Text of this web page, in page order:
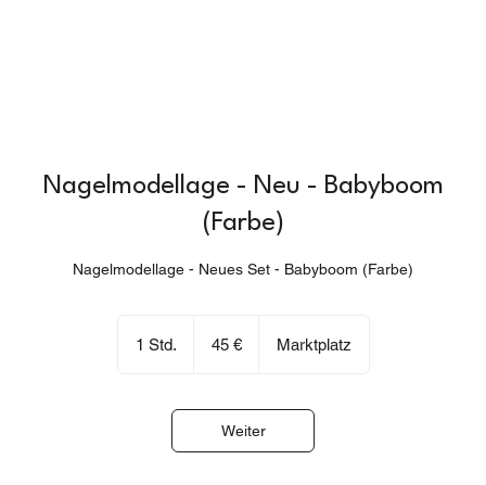
Nagelmodellage - Neu - Babyboom
(Farbe)
Nagelmodellage - Neues Set - Babyboom (Farbe)
1 Std.
d
45 € Marktplatz
Weiter